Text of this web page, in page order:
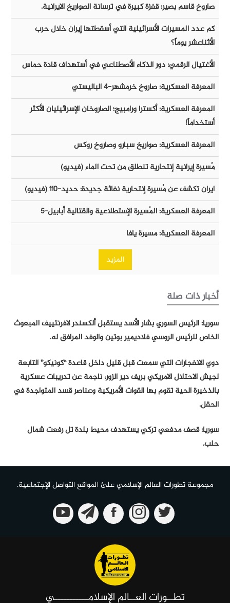
صاروخ قاسم بصير: قفزة كبيرة في ترسانة الصواريخ الايرانية.
كم عدد المسيرات الأسرائيلية التي أسقطتها إيران خلال حرب
الأثناعشر يوماً؟
الأغتيال الرقمي: دور الذكاء الأصطناعي في أستهداف قادة حماس
المعرفة العسكرية: صاروخ خرمشهر-٤ الباليستي
المعرفة العسكرية: أكسترا ورامبيج؛ الصاروخان الإسرائيليان الأكثر
أستخداماً!
المعرفة العسكرية: صواريخ سبارو وصاروخ روكس
مُسيرة إيرانية إنتحارية تنطلق من تحت الماء (فيديو)
ايران تكشف عن مُسيرة إنتحارية نفاثة جديدة: حديد-١١٠ (فيديو)
المعرفة العسكرية: المُسيرة الإستطلاعية والقتالية أبابيل-٥
المعرفة العسكرية: مسيرة يافا
المزيد
أخبار ذات صلة
سوريا: الرئيس السوري بشار الأسد يستقبل ألكسندر لافرنتييف المبعوث
الخاص للرئيس الروسي فلاديمير بوتين والوفد المرافق له.
دوي الانفجارات التي سمعت قبل قليل داخل قاعدة “كونيكو” التابعة
لجيش الاحتلال الامريكي بريف دير الزور، ناجمة عن تدريبات عسكرية
بالذخيرة الحية تقوم بها القوات الأمريكية وعناصر قسد المتواجدة في
الحقل.
سوريا: قصف مدفعي تركي يستهدف محيط بلدة تل رفعت شمال
حلب.
مجموعة تطورات العالم الإسلامي علئ المواقع التواصل الإجتماعية.
تطــورات العــالم الإسلامـــــــــــي